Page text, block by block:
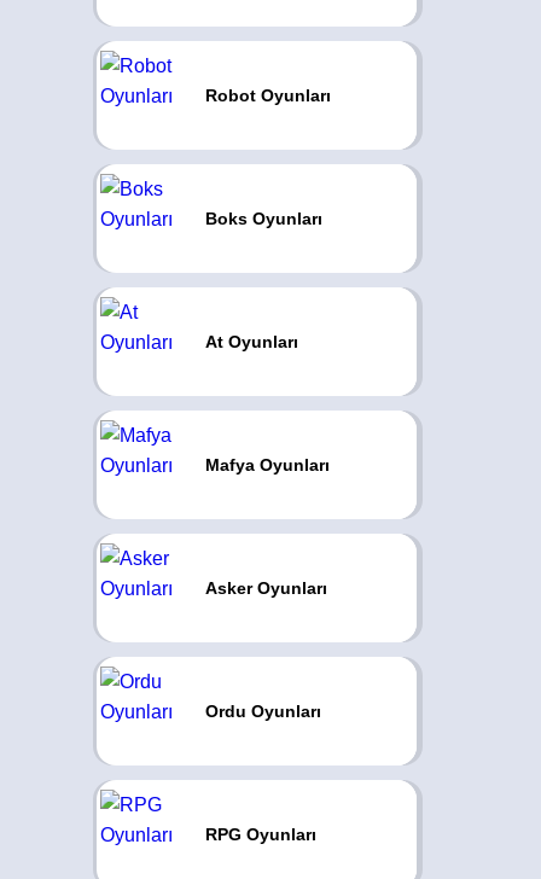
Robot Oyunları
Boks Oyunları
At Oyunları
Mafya Oyunları
Asker Oyunları
Ordu Oyunları
RPG Oyunları